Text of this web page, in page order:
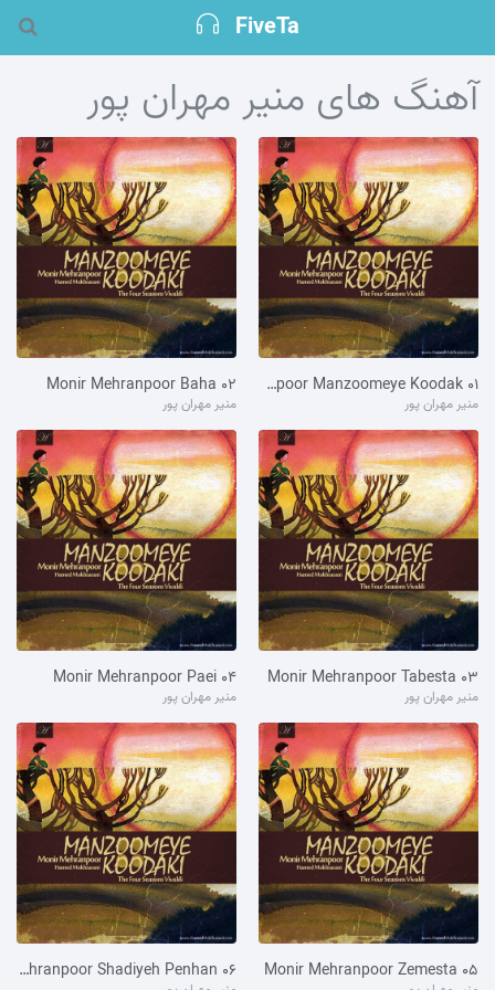
FiveTa
آهنگ های منیر مهران پور
۰۱ Monir Mehranpoor Manzoomeye Koodak
منیر مهران پور
۰۲ Monir Mehranpoor Baha
منیر مهران پور
۰۳ Monir Mehranpoor Tabesta
منیر مهران پور
۰۴ Monir Mehranpoor Paei
منیر مهران پور
۰۵ Monir Mehranpoor Zemesta ۰۶ Monir Mehranpoor Shadiyeh Penhan